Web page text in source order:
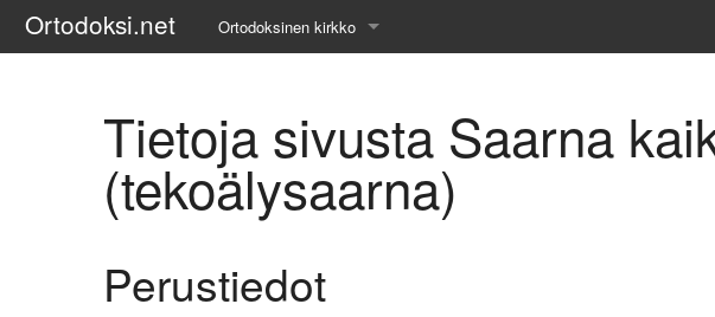
Ortodoksi.net Ortodoksinen kirkko
Liturgiset tekstit
Opetuspuheet
Etiikka
Tietoja sivusta Saarna
(tekoälysaarna)
Perustiedot